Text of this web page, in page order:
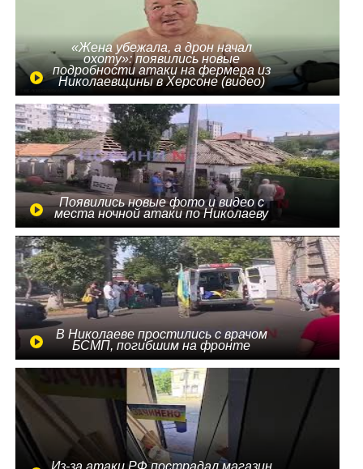
«Жена убежала, а дрон начал
охоту»: появились новые
подробности атаки на фермера из
Николаевщины в Херсоне (видео)
Появились новые фото и видео с
места ночной атаки по Николаеву
В Николаеве простились с врачом
БСМП, погибшим на фронте
Из-за атаки РФ пострадал магазин